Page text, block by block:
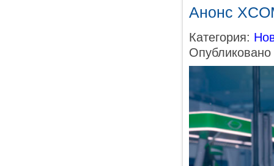
Анонс
Категория: